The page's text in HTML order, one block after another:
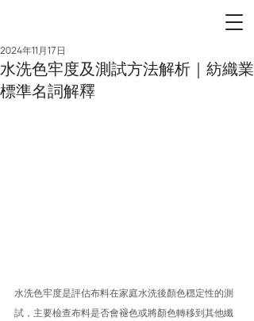
水洗色牢度及測試方法解析｜紡織業
標準名詞解釋
2024年11月17日
水洗色牢度是評估布料在家庭水洗後顏色穩定性的測
試，主要檢查布料是否會褪色或將顏色轉移到其他纖